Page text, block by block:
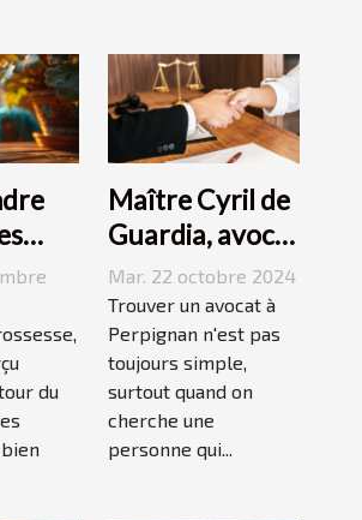
du
du
Maître Cyril de
Guardia, avocat
renommé à
Perpignan
Mar. 22 octobre 2024
Trouver un avocat à
Perpignan n'est pas
toujours simple,
surtout quand on
cherche une
personne qui...